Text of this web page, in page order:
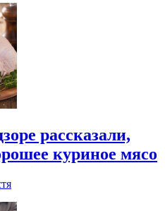
рассказали,
куриное мясо